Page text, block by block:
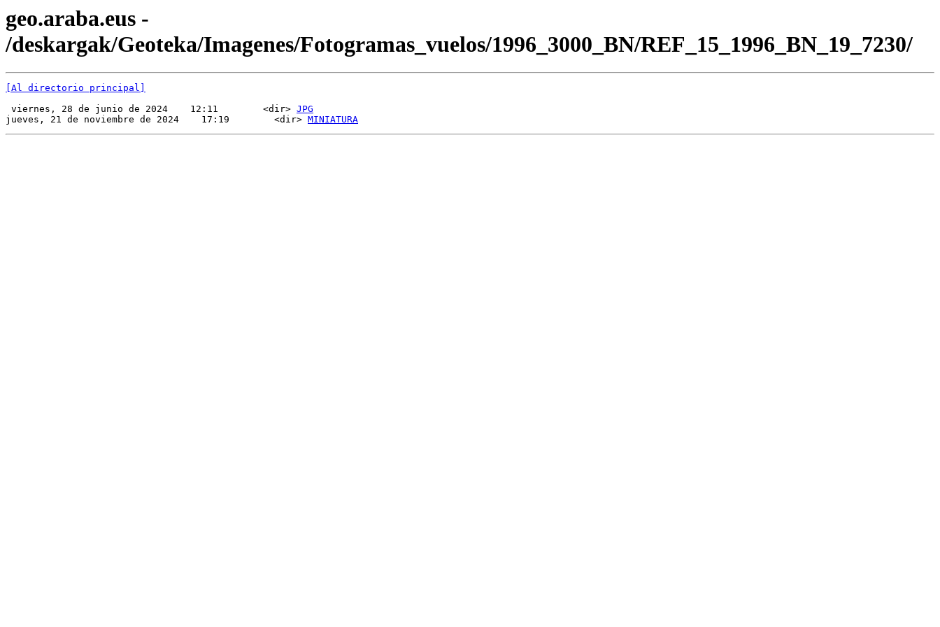
geo.araba.eus -
/deskargak/Geoteka/Imagenes/Fotogramas_vuelos/1996_3000_BN/REF_15_1996_BN_19_7230/
[Al directorio principal]
viernes, 28 de junio de 2024    12:11        <dir> JPG
jueves, 21 de noviembre de 2024    17:19        <dir> MINIATURA